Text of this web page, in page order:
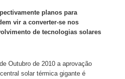
planos para
vir a converter-se nos
de tecnologias solares
Outubro de 2010 a aprovação
solar térmica gigante é